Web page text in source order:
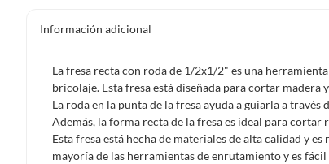
Información adicional
La fresa recta con roda de 1/2x1/2" es una
bricolaje. Esta fresa está diseñada para cortar
La roda en la punta de la fresa ayuda a guiarla a
Además, la forma recta de la fresa es ideal para cortar
Esta fresa está hecha de materiales de alta calidad y
mayoría de las herramientas de enrutamiento y es